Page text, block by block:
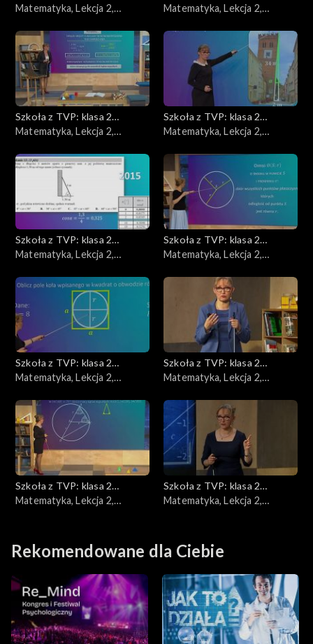
ponadpodstawowa
Matematyka, Lekcja 2,
ponadpodstawowa
Matematyka, Lekcja 2,
Szkoła z TVP: klasa 2
ponadpodstawowa
Matematyka, Lekcja 2,
Szkoła z TVP: klasa 2
ponadpodstawowa
Matematyka, Lekcja 2,
Szkoła z TVP: klasa 2
ponadpodstawowa
Matematyka, Lekcja 2,
Szkoła z TVP: klasa 2
ponadpodstawowa
Matematyka, Lekcja 2,
Szkoła z TVP: klasa 2
ponadpodstawowa
Matematyka, Lekcja 2,
Szkoła z TVP: klasa 2
ponadpodstawowa
Matematyka, Lekcja 2,
Szkoła z TVP: klasa 2
ponadpodstawowa
Matematyka, Lekcja 2,
Szkoła z TVP: klasa 2
ponadpodstawowa
Matematyka, Lekcja 2,
Rekomendowane dla Ciebie